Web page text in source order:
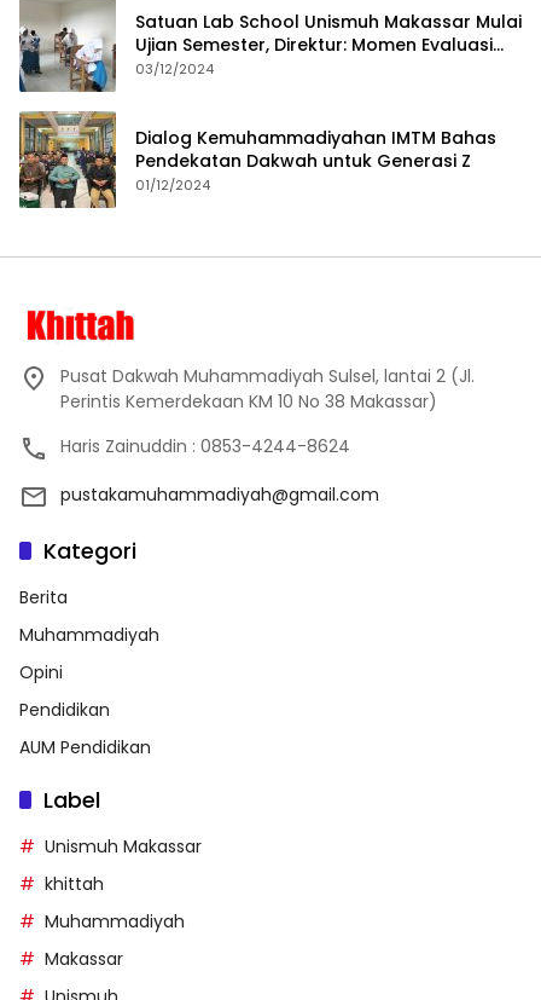
Satuan Lab School Unismuh Makassar Mulai
Ujian Semester, Direktur: Momen Evaluasi
Proses Pembelajaran
03/12/2024
Dialog Kemuhammadiyahan IMTM Bahas
Pendekatan Dakwah untuk Generasi Z
01/12/2024
Pusat Dakwah Muhammadiyah Sulsel, lantai 2 (Jl.
Perintis Kemerdekaan KM 10 No 38 Makassar)
Haris Zainuddin : 0853-4244-8624
pustakamuhammadiyah@gmail.com
Kategori
Berita
Muhammadiyah
Opini
Pendidikan
AUM Pendidikan
Label
Unismuh Makassar
khittah
Muhammadiyah
Makassar